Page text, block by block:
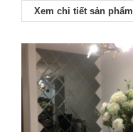
Xem chi tiết sản phẩm